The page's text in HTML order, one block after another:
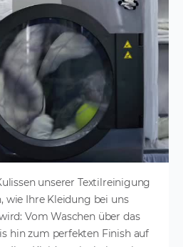
unserer Textilreinigung
wie Ihre Kleidung bei uns
Vom Waschen über das
hin zum perfekten Finish auf